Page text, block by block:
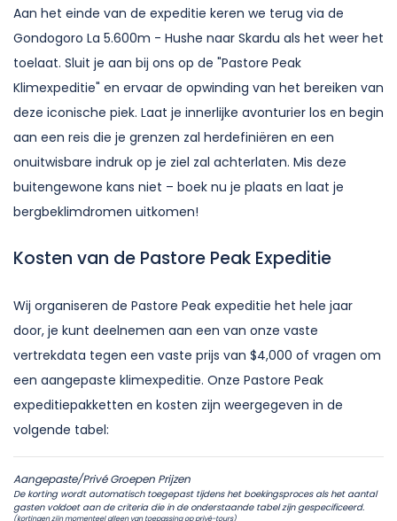
Aan het einde van de expeditie keren we terug via de
Gondogoro La 5.600m - Hushe naar Skardu als het weer het
toelaat. Sluit je aan bij ons op de "Pastore Peak
Klimexpeditie" en ervaar de opwinding van het bereiken van
deze iconische piek. Laat je innerlijke avonturier los en begin
aan een reis die je grenzen zal herdefiniëren en een
onuitwisbare indruk op je ziel zal achterlaten. Mis deze
buitengewone kans niet – boek nu je plaats en laat je
bergbeklimdromen uitkomen!
Kosten van de Pastore Peak Expeditie
Wij organiseren de Pastore Peak expeditie het hele jaar
door, je kunt deelnemen aan een van onze vaste
vertrekdata tegen een vaste prijs van $4,000 of vragen om
een aangepaste klimexpeditie. Onze Pastore Peak
expeditiepakketten en kosten zijn weergegeven in de
volgende tabel:
Aangepaste/Privé Groepen Prijzen
De korting wordt automatisch toegepast tijdens het boekingsproces als het aantal
gasten voldoet aan de criteria die in de onderstaande tabel zijn gespecificeerd.
(kortingen zijn momenteel alleen van toepassing op privé-tours)